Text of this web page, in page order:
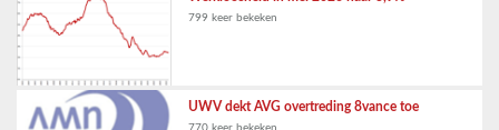
799 keer bekeken
UWV dekt AVG overtreding 8vance toe
770 keer bekeken